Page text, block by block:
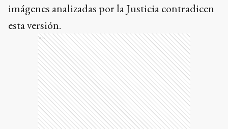
imágenes analizadas por la Justicia contradicen
esta versión.
Ads